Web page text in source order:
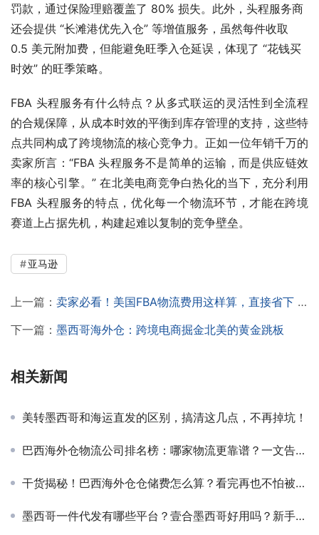
罚款，通过保险理赔覆盖了 80% 损失。此外，头程服务商
还会提供 “长滩港优先入仓” 等增值服务，虽然每件收取
0.5 美元附加费，但能避免旺季入仓延误，体现了 “花钱买
时效” 的旺季策略。
FBA 头程服务有什么特点？从多式联运的灵活性到全流程
的合规保障，从成本时效的平衡到库存管理的支持，这些特
点共同构成了跨境物流的核心竞争力。正如一位年销千万的
卖家所言：“FBA 头程服务不是简单的运输，而是供应链效
率的核心引擎。” 在北美电商竞争白热化的当下，充分利用
FBA 头程服务的特点，优化每一个物流环节，才能在跨境
赛道上占据先机，构建起难以复制的竞争壁垒。
亚马逊
上一篇： 卖家必看！美国FBA物流费用这样算，直接省下 40% 成本！
下一篇： 墨西哥海外仓：跨境电商掘金北美的黄金跳板
相关新闻
美转墨西哥和海运直发的区别，搞清这几点，不再掉坑！
巴西海外仓物流公司排名榜：哪家物流更靠谱？一文告诉你！
干货揭秘！巴西海外仓仓储费怎么算？看完再也不怕被乱收费！
墨西哥一件代发有哪些平台？壹合墨西哥好用吗？新手必看完整指南，实操干货来了！